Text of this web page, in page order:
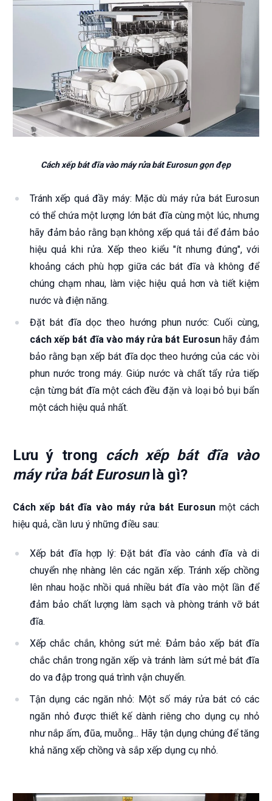
Cách xếp bát đĩa vào máy rửa bát Eurosun gọn đẹp
Tránh xếp quá đầy máy: Mặc dù máy rửa bát Eurosun
có thể chứa một lượng lớn bát đĩa cùng một lúc, nhưng
hãy đảm bảo rằng bạn không xếp quá tải để đảm bảo
hiệu quả khi rửa. Xếp theo kiểu "ít nhưng đúng", với
khoảng cách phù hợp giữa các bát đĩa và không để
chúng chạm nhau, làm việc hiệu quả hơn và tiết kiệm
nước và điện năng.
Đặt bát đĩa dọc theo hướng phun nước: Cuối cùng,
cách xếp bát đĩa vào máy rửa bát Eurosun hãy đảm
bảo rằng bạn xếp bát đĩa dọc theo hướng của các vòi
phun nước trong máy. Giúp nước và chất tẩy rửa tiếp
cận từng bát đĩa một cách đều đặn và loại bỏ bụi bẩn
một cách hiệu quả nhất.
Lưu ý trong cách xếp bát đĩa vào
máy rửa bát Eurosunlà gì?
Cách xếp bát đĩa vào máy rửa bát Eurosunmột cách
hiệu quả, cần lưu ý những điều sau:
Xếp bát đĩa hợp lý: Đặt bát đĩa vào cánh đĩa và di
chuyển nhẹ nhàng lên các ngăn xếp. Tránh xếp chồng
lên nhau hoặc nhồi quá nhiều bát đĩa vào một lần để
đảm bảo chất lượng làm sạch và phòng tránh vỡ bát
đĩa.
Xếp chắc chắn, không sứt mẻ: Đảm bảo xếp bát đĩa
chắc chắn trong ngăn xếp và tránh làm sứt mẻ bát đĩa
do va đập trong quá trình vận chuyển.
Tận dụng các ngăn nhỏ: Một số máy rửa bát có các
ngăn nhỏ được thiết kế dành riêng cho dụng cụ nhỏ
như nắp ấm, đũa, muỗng... Hãy tận dụng chúng để tăng
khả năng xếp chồng và sắp xếp dụng cụ nhỏ.